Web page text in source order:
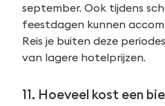
september. Ook tijdens
feestdagen kunnen
Reis je buiten deze
van lagere hotelprijzen.
11. Hoeveel kost een